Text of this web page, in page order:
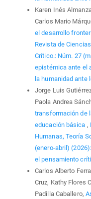
Karen Inés
Carlos Mario
el desarrollo
Revista de
Crítico.: Núm. 27
epistémica ante el
la humanidad ante
Jorge Luis
Paola Andrea
transformación de
educación básica ,
Humanas, Teoría
(enero-abril)
el pensamiento
Carlos Alberto
Cruz, Kathy Flores
Padilla Caballero,